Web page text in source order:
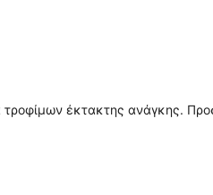
έκτακτης ανάγκης.